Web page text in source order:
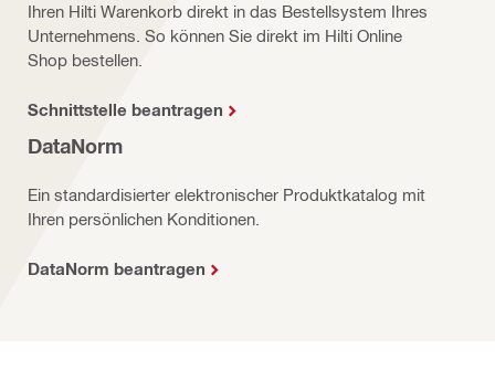
Ihren Hilti Warenkorb direkt in das Bestellsystem Ihres
Unternehmens. So können Sie direkt im Hilti Online
Shop bestellen.
Schnittstelle beantragen
DataNorm
Ein standardisierter elektronischer Produktkatalog mit
Ihren persönlichen Konditionen.
DataNorm beantragen